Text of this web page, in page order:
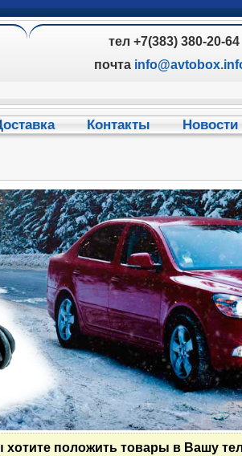
тел +7(383) 380-20-64
почта
Контакты Новости
положить товары в Вашу